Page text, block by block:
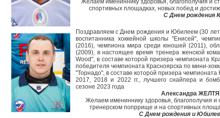
Желаем имениннику здоровья, благополучия и
спортивных площадках, новых побед и
С Днем рождения
Поздравляем с Днем рождения и Юбилеем (30
воспитанника хоккейной школы "Енисей",
(2016), чемпиона мира среди юношей (2011),
(2009), в настоящее время тренера женской
Wood", в составе которой призера чемпионата
победителя чемпионата Красноярска по мини-
"Торнадо", в составе которой призера
2017, 2018 и 2022 гг., лучшего снайпера и
сезоне 2023 года
Александра
Желаем имениннику здоровья, благополучия и
тренерском попррище и на спортивных
С Днем рождения и